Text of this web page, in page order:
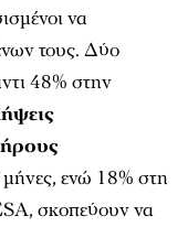
να
τους. Δύο
48% στην
ενώ 18% στη
σκοπεύουν να